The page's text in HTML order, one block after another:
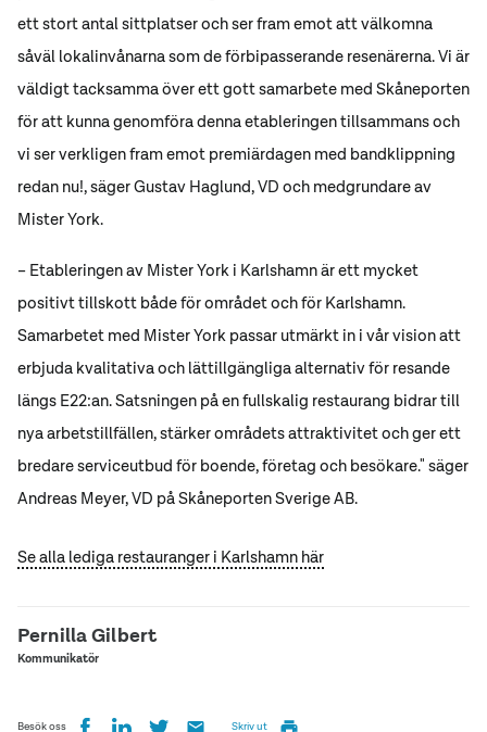
ett stort antal sittplatser och ser fram emot att välkomna
såväl lokalinvånarna som de förbipasserande resenärerna. Vi är
väldigt tacksamma över ett gott samarbete med Skåneporten
för att kunna genomföra denna etableringen tillsammans och
vi ser verkligen fram emot premiärdagen med bandklippning
redan nu!, säger Gustav Haglund, VD och medgrundare av
Mister York.
– Etableringen av Mister York i Karlshamn är ett mycket
positivt tillskott både för området och för Karlshamn.
Samarbetet med Mister York passar utmärkt in i vår vision att
erbjuda kvalitativa och lättillgängliga alternativ för resande
längs E22:an. Satsningen på en fullskalig restaurang bidrar till
nya arbetstillfällen, stärker områdets attraktivitet och ger ett
bredare serviceutbud för boende, företag och besökare." säger
Andreas Meyer, VD på Skåneporten Sverige AB.
Se alla lediga restauranger i Karlshamn här
Pernilla Gilbert
Kommunikatör
Besök oss Skriv ut